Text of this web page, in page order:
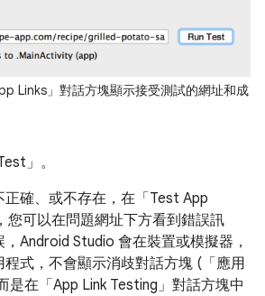
Links」 對話方塊顯示接受測試的網址和成
」 。
確、或不存在，在「Test App
您可以在問題網址下方看到錯誤訊
Android Studio 會在裝置或模擬器，
式，不會顯示消歧對話方塊 (「應用
在「App Link Testing」 對話方塊中